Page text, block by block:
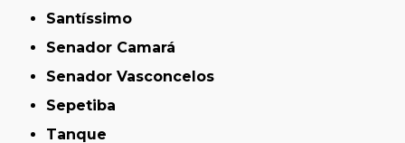
Santíssimo
Senador Camará
Senador Vasconcelos
Sepetiba
Tanque